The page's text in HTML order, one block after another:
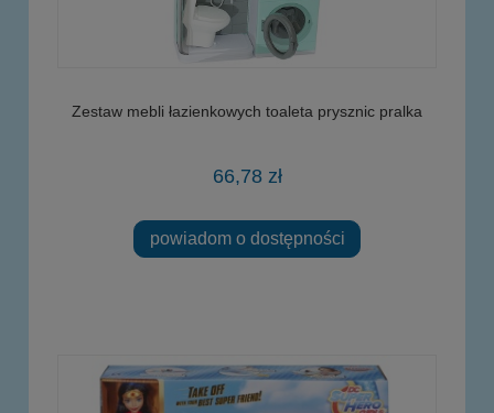
Zestaw mebli łazienkowych toaleta prysznic pralka
66,78 zł
powiadom o dostępności